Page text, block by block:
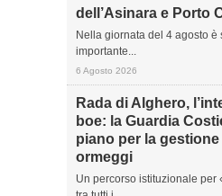
dell’Asinara e Porto
Nella giornata del 4 agosto è
importante...
6 Agosto 2026
Rada di Alghero,
boe: la Guardia
piano per la
ormeggi
Un percorso istituzionale per